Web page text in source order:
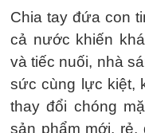
Chia tay đứa con
cả nước khiến
và tiếc nuối, nhà
sức cùng lực kiệt,
thay đổi chóng
sản phẩm mới, rẻ,